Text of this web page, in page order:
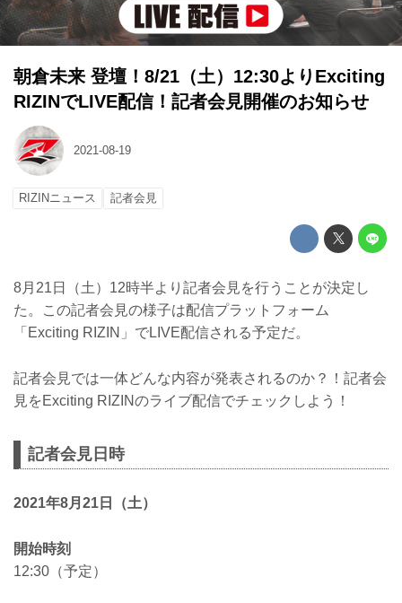
朝倉未来 登壇！8/21（土）12:30よりExciting
RIZINでLIVE配信！記者会見開催のお知らせ
2021-08-19
RIZINニュース 記者会見
8月21日（土）12時半より記者会見を行うことが決定し
た。この記者会見の様子は配信プラットフォーム
「Exciting RIZIN」でLIVE配信される予定だ。
記者会見では一体どんな内容が発表されるのか？！記者会
見をExciting RIZINのライブ配信でチェックしよう！
記者会見日時
2021年8月21日（土）
開始時刻
12:30（予定）